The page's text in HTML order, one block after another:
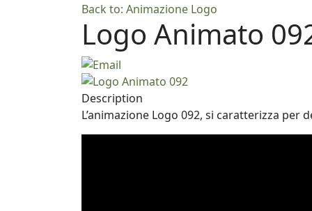
Back to: Animazione Logo
Logo Animato
Description
L’animazione Logo 092, si caratterizza